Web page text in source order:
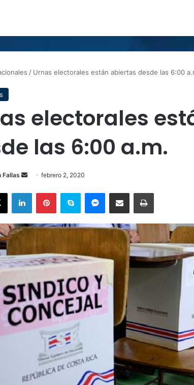
/ Urnas electorales están abiertas desde las 6:00
electorales
las 6:00 a.m.
Fallas
Sendfebrero 2, 2020
X LinkedInPinterestSkype MessengerCompartir por correo electrónicoImprimir